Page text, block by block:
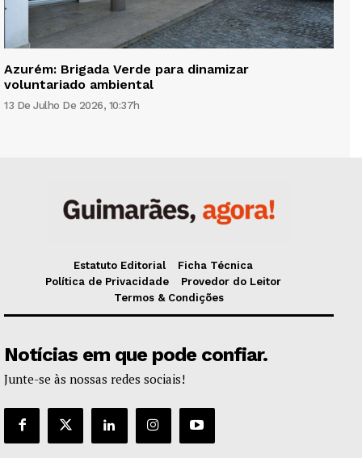
Azurém: Brigada Verde para dinamizar
voluntariado ambiental
13 De Julho De 2026, 10:37h
Estatuto Editorial
Ficha Técnica
Política de Privacidade
Provedor do Leitor
Termos & Condições
Notícias em que pode confiar.
Junte-se às nossas redes sociais!